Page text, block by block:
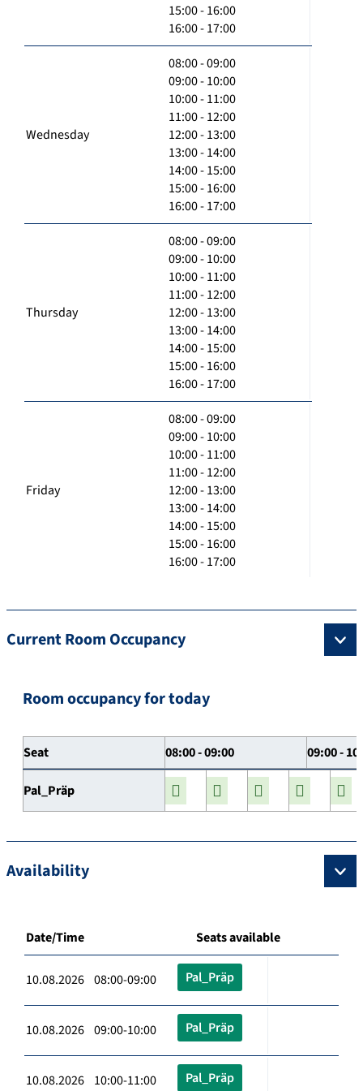
15:00 - 16:00
16:00 - 17:00
Wednesday
08:00 - 09:00
09:00 - 10:00
10:00 - 11:00
11:00 - 12:00
12:00 - 13:00
13:00 - 14:00
14:00 - 15:00
15:00 - 16:00
16:00 - 17:00
Thursday
08:00 - 09:00
09:00 - 10:00
10:00 - 11:00
11:00 - 12:00
12:00 - 13:00
13:00 - 14:00
14:00 - 15:00
15:00 - 16:00
16:00 - 17:00
Friday
08:00 - 09:00
09:00 - 10:00
10:00 - 11:00
11:00 - 12:00
12:00 - 13:00
13:00 - 14:00
14:00 - 15:00
15:00 - 16:00
16:00 - 17:00
Current Room Occupancy
Room occupancy for today
Seat 08:00 - 09:00 09:00 -
Pal_Präp
Availability
Date/Time Seats available
10.08.2026 08:00-09:00 Pal_Präp
10.08.2026 09:00-10:00 Pal_Präp
10.08.2026 10:00-11:00 Pal_Präp